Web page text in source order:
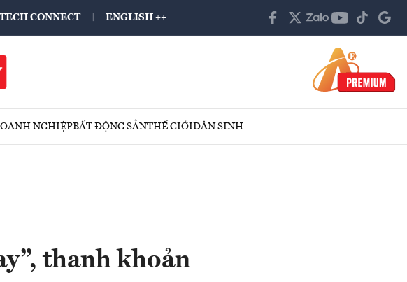
TECH CONNECT ENGLISH ++
NGHIỆPBẤT ĐỘNG SẢNTHẾ GIỚIDÂN SINH
thanh khoản